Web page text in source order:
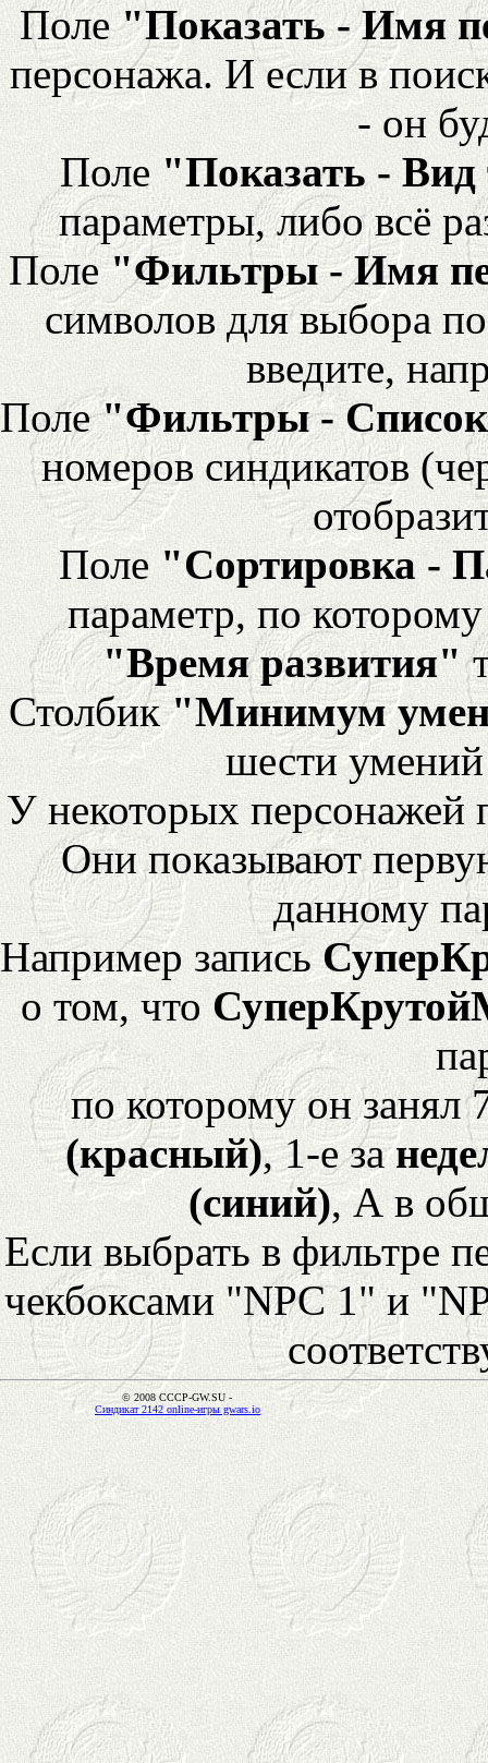
Поле"Показать - Имя
персонажа. И если в
- он
Поле "Показать -
параметры, либо всё
Поле"Фильтры - Имя
символов для выбора
введите,
Поле"Фильтры - Список
номеров синдикатов
Поле "Сортировка -
параметр, по
"Время развития"
Столбик"Минимум
шести
У некоторых персонажей
Они показывают
данному
Например запись
о том, что
по которому он
(красный), 1-е за
(синий), А в
Если выбрать в фильтре
чекбоксами "NPC 1" и
© 2008 CCCP-GW.SU -
Синдикат 2142 online-игры gwars.io